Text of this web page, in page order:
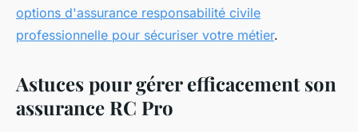
options d'assurance responsabilité civile
professionnelle pour sécuriser votre métier.
Astuces pour gérer efficacement son
assurance RC Pro